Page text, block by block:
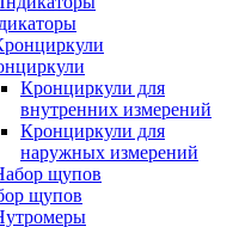
Кронциркули для
внутренних измерений
Кронциркули для
наружных измерений
щупов